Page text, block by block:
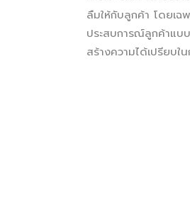
ลืมให้กับลูกค้า โดยเฉ
ประสบการณ์ลูกค้าแบ
สร้างความได้เปรียบ